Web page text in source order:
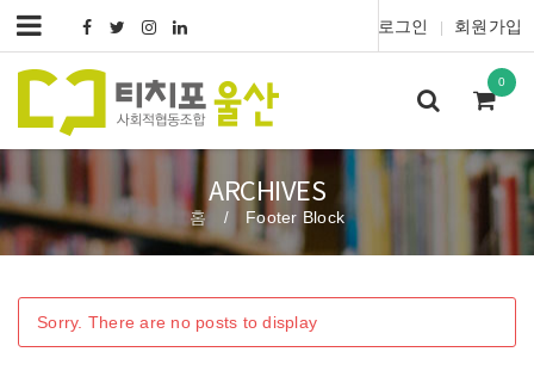
로그인 회원가입
0
ARCHIVES
홈 / Footer Block
Sorry. There are no posts to display